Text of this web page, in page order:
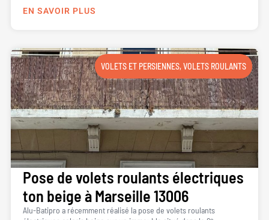
EN SAVOIR PLUS
VOLETS ET PERSIENNES,VOLETS ROULANTS
Pose de volets roulants électriques
ton beige à Marseille 13006
Alu-Batipro a récemment réalisé la pose de volets roulants